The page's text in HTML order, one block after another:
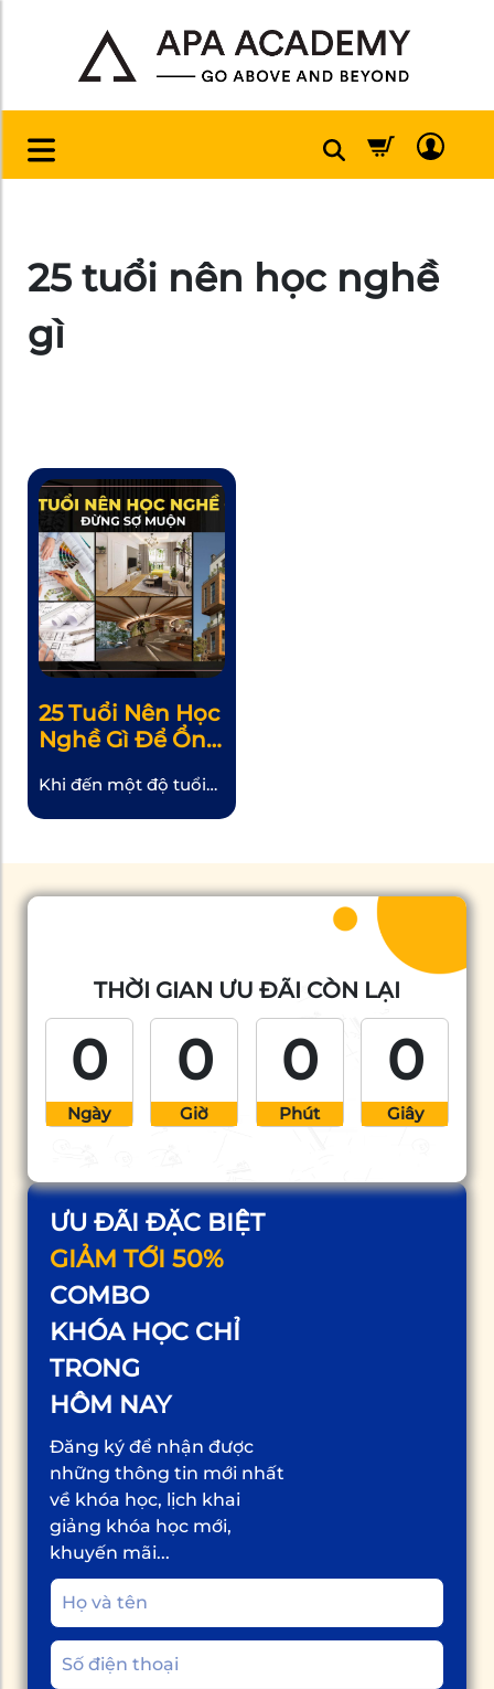
25 tuổi nên học nghề
gì
25 Tuổi Nên Học
Nghề Gì Để Ổn
Khi đến một độ tuổi
nhiều thăng trầm
trong cuộc sống,
nhiều người đã thành
công nhưng cũng
không ít người […]
ƯU ĐÃI ĐẶC BIỆT
GIẢM TỚI 50%
COMBO
KHÓA HỌC CHỈ
TRONG
HÔM NAY
Đăng ký để nhận được
những thông tin mới nhất
về khóa học, lịch khai
giảng khóa học mới,
khuyến mãi...
THỜI GIAN ƯU ĐÃI CÒN LẠI
0
Ngày
0
Giờ
0
Phút
0
Giây